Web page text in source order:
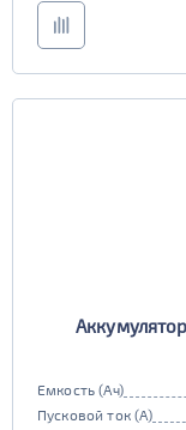
Емкость (Ач)
Пусковой ток (А)